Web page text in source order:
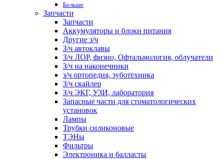
Больше
Запчасти
Запчасти
Аккумуляторы и блоки питания
Другие з/ч
З/ч автоклавы
З/ч ЛОР, физио, Офтальмология, облучатели
З/ч на наконечники
з/ч ортопедия, зуботехника
З/ч скайлер
З/ч ЭКГ, УЗИ, лаборатория
Запасные части для стоматологических
установок
Лампы
Трубки силиконовые
ТЭНы
Фильтры
Электроника и балласты